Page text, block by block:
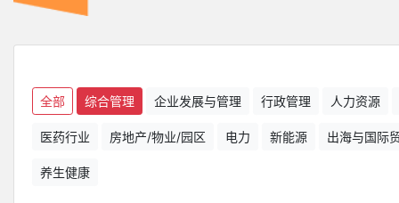
全部 综合管理 企业发展与管理 行政管理 人力资源
医药行业 房地产/物业/园区 电力 新能源 出海与国际
养生健康